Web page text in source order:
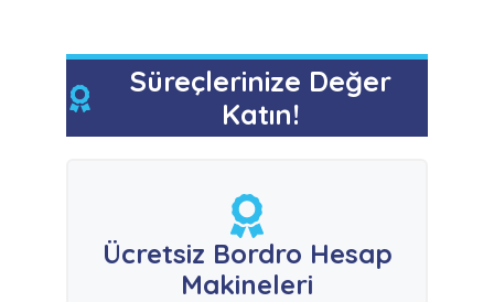
Süreçlerinize Değer
Katın!
Ücretsiz Bordro Hesap
Makineleri